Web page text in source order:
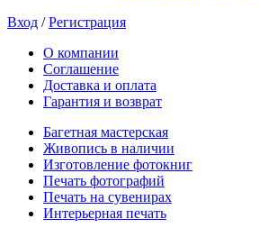
Вход /Регистрация
О компании
Соглашение
Доставка и оплата
Гарантия и возврат
Багетная мастерская
Живопись в наличии
Изготовление фотокниг
Печать фотографий
Печать на сувенирах
Интерьерная печать